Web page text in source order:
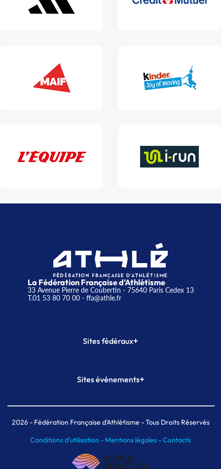
La Fédération Française d'Athlétisme
33 Avenue Pierre de Coubertin - 75640 Paris Cedex 13
T.01 53 80 70 00- ffa@athle.fr
Sites fédéraux+
Plateforme Formation
Sites événements+
Meeting de Paris indoor
MAIF Ekiden de Paris
2026- Fédération Française d'Athlétisme - Tous Droits Réservés
Conditions d'utilisation - Mentions légales -Contacts